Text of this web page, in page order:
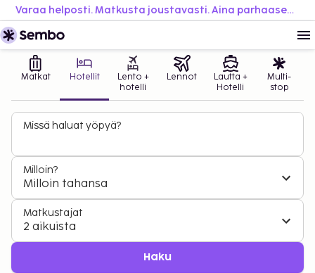
Varaa helposti. Matkusta joustavasti. Aina parhaaseen hintaan.
Matkat Hotellit
Lento +
hotelli
Lennot
Lautta +
Hotelli
Multi-
stop
Missä haluat yöpyä?
Milloin?
Milloin tahansa
Matkustajat
2 aikuista
Haku